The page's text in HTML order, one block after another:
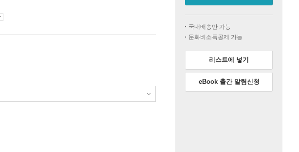
국내배송만 가능
문화비소득공제 가능
리스트에 넣기
eBook 출간 알림신청